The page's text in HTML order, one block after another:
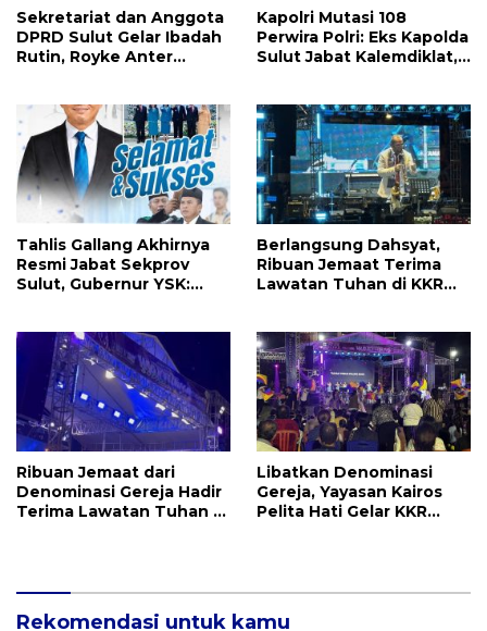
Sekretariat dan Anggota
DPRD Sulut Gelar Ibadah
Rutin, Royke Anter
Pengingat
Kapolri Mutasi 108
Perwira Polri: Eks Kapolda
Sulut Jabat Kalemdiklat,
Tahlis Gallang Akhirnya
Resmi Jabat Sekprov
Sulut, Gubernur YSK:
Berdampak
Berlangsung Dahsyat,
Ribuan Jemaat Terima
Lawatan Tuhan di KKR
Ribuan Jemaat dari
Denominasi Gereja Hadir
Terima Lawatan Tuhan di
Libatkan Denominasi
Gereja, Yayasan Kairos
Pelita Hati Gelar KKR
Rekomendasi untuk kamu